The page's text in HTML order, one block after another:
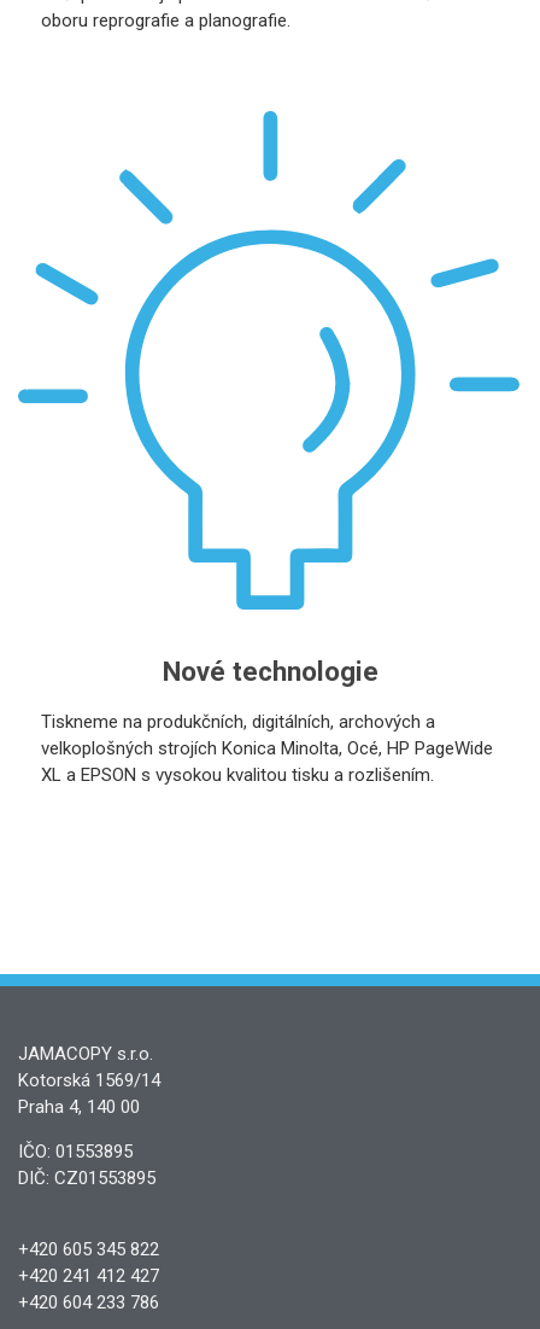
oboru reprografie a planografie.
Nové technologie
Tiskneme na produkčních, digitálních, archových a
velkoplošných strojích Konica Minolta, Océ, HP PageWide
XL a EPSON s vysokou kvalitou tisku a rozlišením.
JAMACOPY s.r.o.
Kotorská 1569/14
Praha 4, 140 00
IČO: 01553895
DIČ: CZ01553895
+420 605 345 822
+420 241 412 427
+420 604 233 786